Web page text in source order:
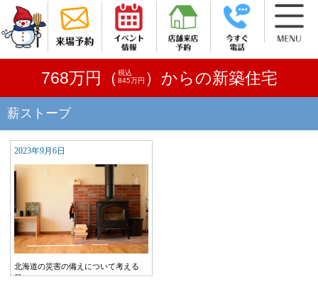
768万円（ 税込
845万円 ）からの新築住宅
薪ストーブ
2023年9月6日
北海道の災害の備えについて考える
日…